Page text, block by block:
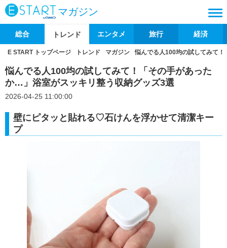
マガジン
総合 トレンド エンタメ 旅行 経済
E START トップページ トレンド マガジン 悩んでる人100均の試してみて
悩んでる人100均の試してみて！「その手があった
か…」浴室がスッキリ整う収納グッズ3選
2026-04-25 11:00:00
壁にピタッと貼れる♡石けんを浮かせて清潔キー
プ